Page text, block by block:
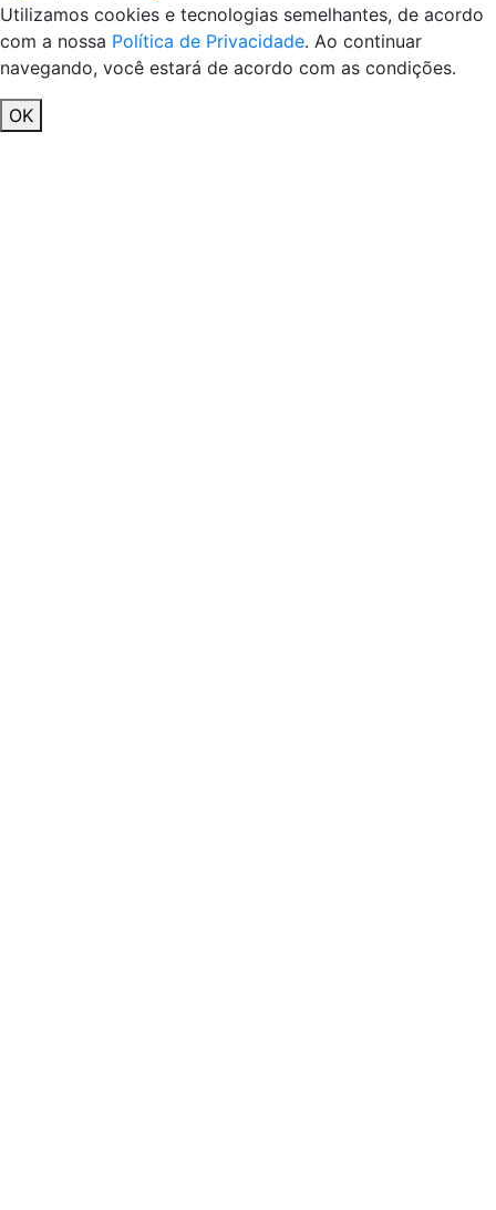
Utilizamos cookies e tecnologias semelhantes, de acordo
com a nossa Política de Privacidade. Ao continuar
navegando, você estará de acordo com as condições.
OK